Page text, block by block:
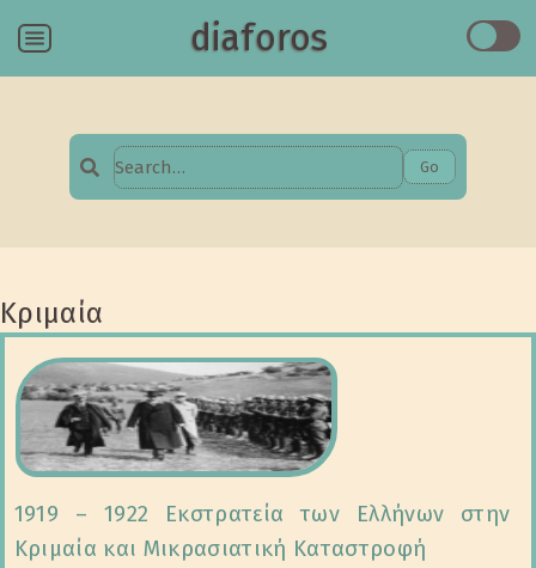
Menu diaforos
Search
Go
Κριμαία
1919 – 1922 Εκστρατεία των Ελλήνων στην
Κριμαία και Μικρασιατική Καταστροφή